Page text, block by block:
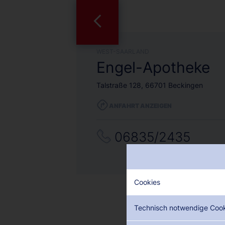
Engel-Apotheke
Talstraße 128, 66701 Beckingen
06835/2435
Cookies
Technisch notwendige